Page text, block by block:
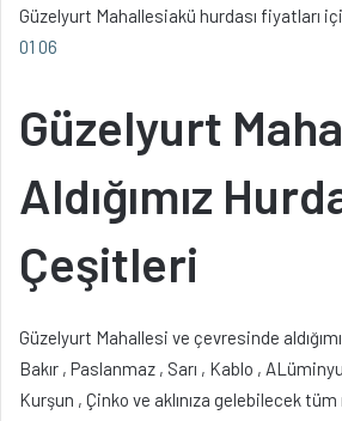
Güzelyurt Mahallesiakü hurdası fiyatları
01 06
Güzelyurt
Aldığımız
Çeşitleri
Güzelyurt Mahallesi ve çevresinde
Bakır , Paslanmaz , Sarı , Kablo ,
Kurşun , Çinko ve aklınıza gelebilecek